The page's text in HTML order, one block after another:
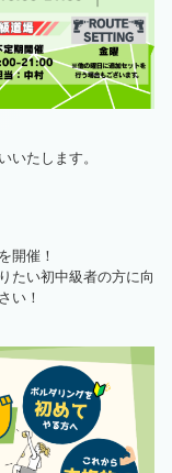
いたします。
開催！
たい初中級者の方に向
い！